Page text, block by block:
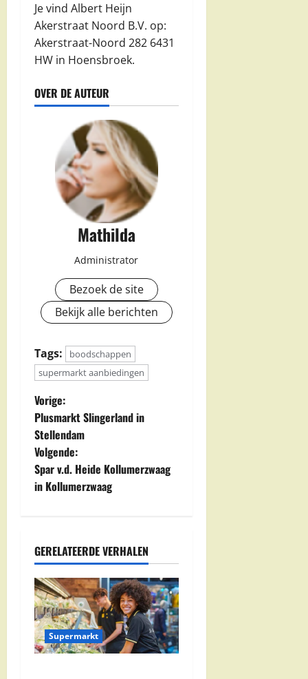
Je vind Albert Heijn
Akerstraat Noord B.V. op:
Akerstraat-Noord 282 6431
HW in Hoensbroek.
OVER DE AUTEUR
Mathilda
Administrator
Bezoek de site
Bekijk alle berichten
Tags:
boodschappen
supermarkt aanbiedingen
B
e
r
i
h
t
n
a
Vorige:
Plusmarkt Slingerland in
Stellendam
Volgende:
Spar v.d. Heide Kollumerzwaag
in Kollumerzwaag
GERELATEERDE VERHALEN
Supermarkt